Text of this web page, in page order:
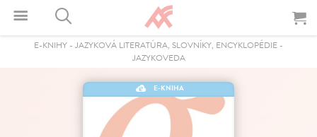
E-KNIHY - JAZYKOVÁ LITERATÚRA, SLOVNÍKY, ENCYKLOPÉDIE -
JAZYKOVEDA
E-KNIHA